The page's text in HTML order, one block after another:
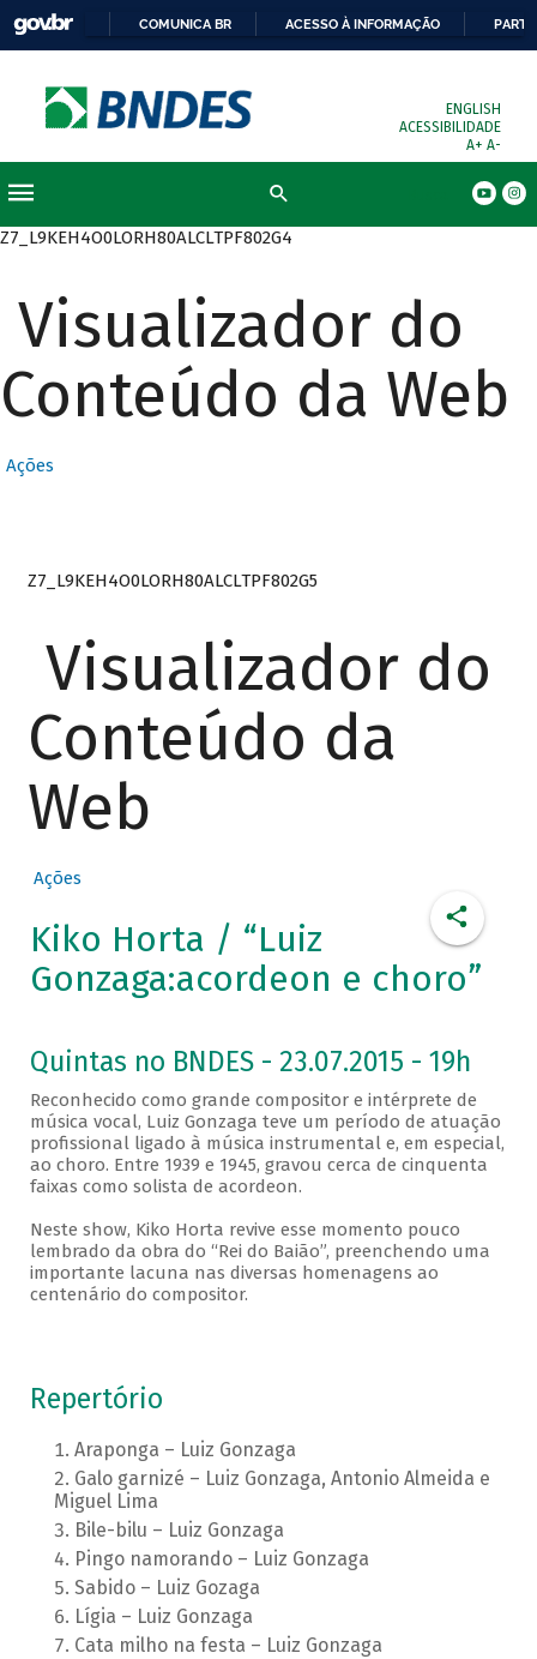
COMUNICA BR ACESSO À INFORMAÇÃO
ENGLISH
ACESSIBILIDADE
A+ A-
Z7_L9KEH4O0LORH80ALCLTPF802G4
Visualizador do
Conteúdo da Web
Ações
Z7_L9KEH4O0LORH80ALCLTPF802G5
Visualizador do
Conteúdo da
Web
Ações
Kiko Horta / “Luiz
Gonzaga:acordeon e choro”
Quintas no BNDES - 23.07.2015 - 19h
Reconhecido como grande compositor e intérprete de
música vocal, Luiz Gonzaga teve um período de atuação
profissional ligado à música instrumental e, em especial,
ao choro. Entre 1939 e 1945, gravou cerca de cinquenta
faixas como solista de acordeon.
Neste show, Kiko Horta revive esse momento pouco
lembrado da obra do “Rei do Baião”, preenchendo uma
importante lacuna nas diversas homenagens ao
centenário do compositor.
Repertório
Araponga – Luiz Gonzaga
Galo garnizé – Luiz Gonzaga, Antonio Almeida e
Miguel Lima
Bile-bilu – Luiz Gonzaga
Pingo namorando – Luiz Gonzaga
Sabido – Luiz Gozaga
Lígia – Luiz Gonzaga
Cata milho na festa – Luiz Gonzaga